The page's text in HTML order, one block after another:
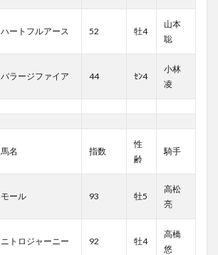
ハートフルアース 52 牡4
山本
聡
バラージファイア 44 ｾﾝ4
小林
凌
馬名 指数
性
齢
騎手
モール 93 牡5
高松
亮
ニトロジャーニー 92 牡4
高橋
悠